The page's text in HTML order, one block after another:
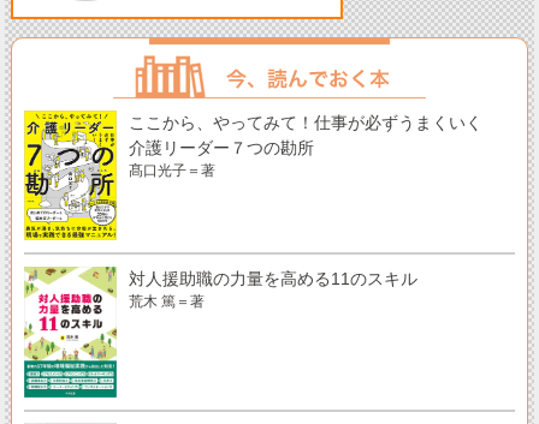
ここから、やってみて！仕事が必ずうまくいく
介護リーダー７つの勘所
髙口光子＝著
対人援助職の力量を高める11のスキル
荒木 篤＝著